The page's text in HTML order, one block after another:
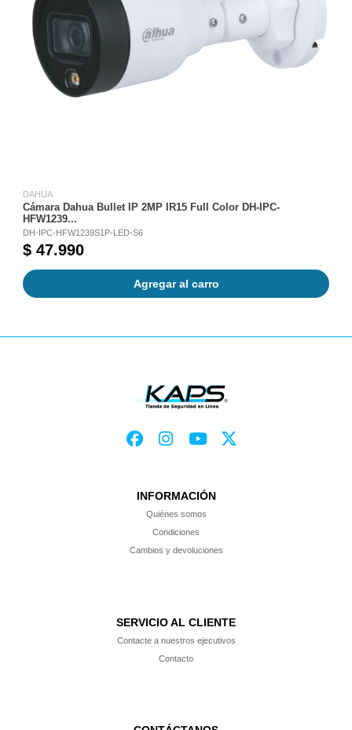
DAHUA
Cámara Dahua Bullet IP 2MP IR15 Full Color DH-IPC-
HFW1239...
DH-IPC-HFW1239S1P-LED-S6
$ 47.990
Agregar al carro
INFORMACIÓN
Quiénes somos
Condiciones
Cambios y devoluciones
SERVICIO AL CLIENTE
Contacte a nuestros ejecutivos
Contacto